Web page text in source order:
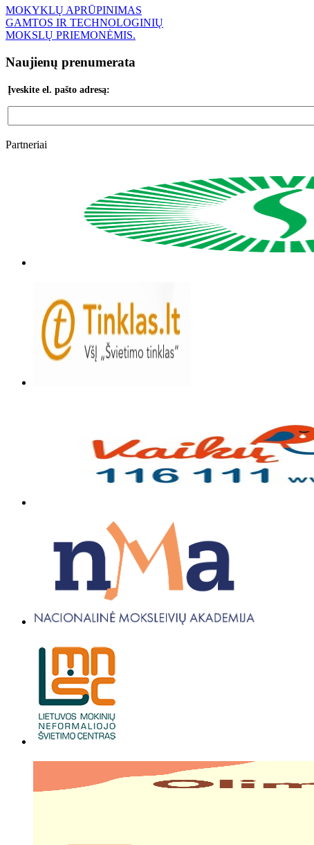
MOKYKLŲ APRŪPINIMAS
GAMTOS IR TECHNOLOGINIŲ
MOKSLŲ PRIEMONĖMIS.
Naujienų prenumerata
Įveskite el. pašto adresą:
Partneriai